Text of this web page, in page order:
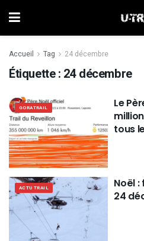
Accueil Tag 24 décembre
Étiquette : 24 décembre
GORATRAIL
Le
tous
ACTU TRAIL
Noël
24